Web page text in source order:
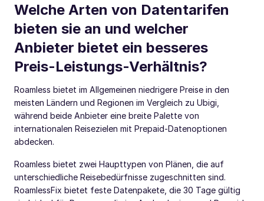
Welche Arten von Datentarifen
bieten sie an und welcher
Anbieter bietet ein besseres
Preis-Leistungs-Verhältnis?
Roamless bietet im Allgemeinen niedrigere Preise in den
meisten Ländern und Regionen im Vergleich zu Ubigi,
während beide Anbieter eine breite Palette von
internationalen Reisezielen mit Prepaid-Datenoptionen
abdecken.
Roamless bietet zwei Haupttypen von Plänen, die auf
unterschiedliche Reisebedürfnisse zugeschnitten sind.
RoamlessFix bietet feste Datenpakete, die 30 Tage gültig